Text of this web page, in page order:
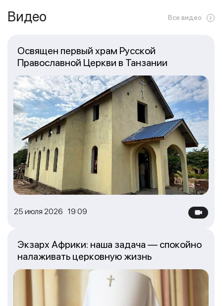
Видео Все видео
25 июля 2026 19:09
Освящен первый храм Русской
Православной Церкви в Танзании
Экзарх Африки: наша задача — спокойно
налаживать церковную жизнь